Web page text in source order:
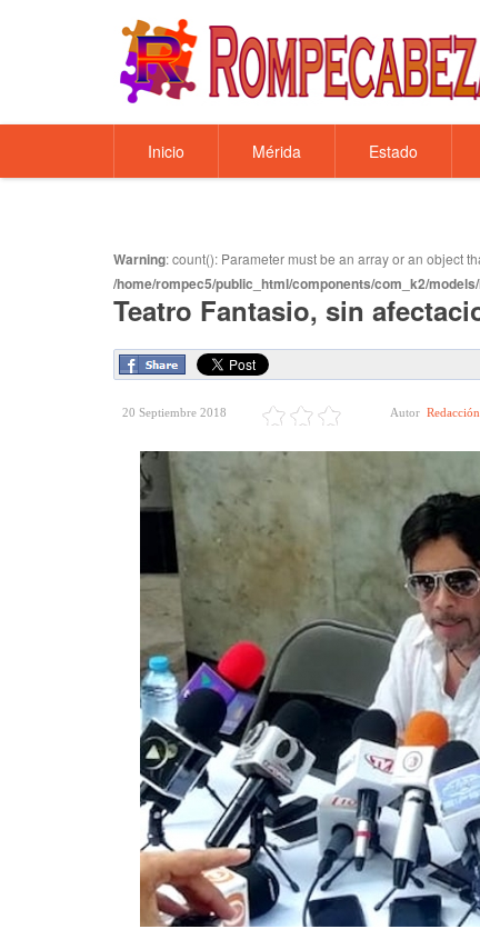
Inicio Mérida Estado
Warning: count(): Parameter must be an array or an object
/home/rompec5/public_html/components/com_k2/
Teatro Fantasio, sin
20 Septiembre 2018 Autor Redacción